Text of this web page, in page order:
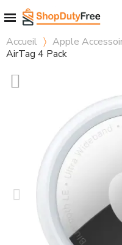
Accueil Apple
AirTag 4 Pack